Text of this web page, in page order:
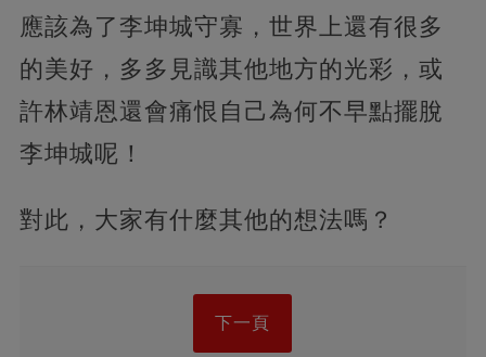
應該為了李坤城守寡，世界上還有很多
的美好，多多見識其他地方的光彩，或
許林靖恩還會痛恨自己為何不早點擺脫
李坤城呢！
對此，大家有什麼其他的想法嗎？
下一頁